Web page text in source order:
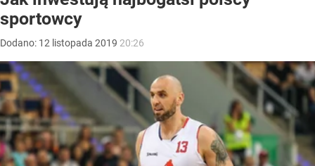
sportowcy
Dodano: 12 listopada 2019 20:26